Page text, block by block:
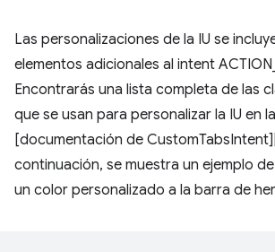
Las personalizaciones de la IU se
elementos adicionales al intent
Encontrarás una lista completa de las
que se usan para personalizar la IU en la
[documentación de
continuación, se muestra un ejemplo
un color personalizado a la barra de